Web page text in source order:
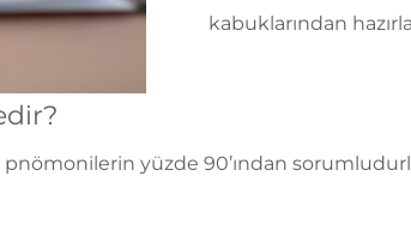
kabuklarından
pnömonilerin yüzde 90’ından